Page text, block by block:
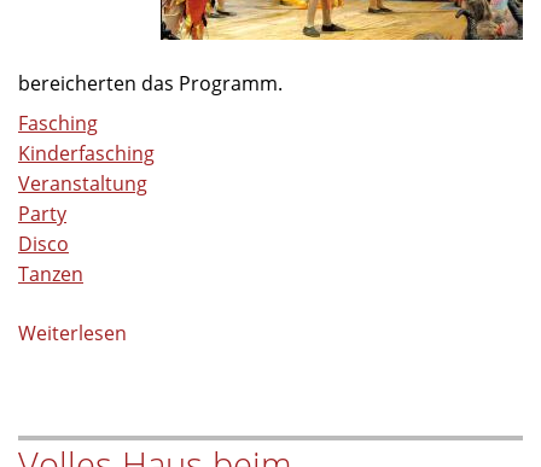
bereicherten das Programm.
Fasching
Kinderfasching
Veranstaltung
Party
Disco
Tanzen
Weiterlesen
Kinderfasching